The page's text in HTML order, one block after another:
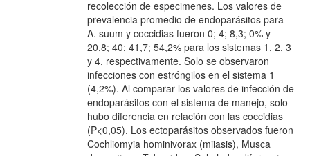
recolección de especimenes. Los valores de
prevalencia promedio de endoparásitos para
A. suum y coccidias fueron 0; 4; 8,3; 0% y
20,8; 40; 41,7; 54,2% para los sistemas 1, 2, 3
y 4, respectivamente. Solo se observaron
infecciones con estróngilos en el sistema 1
(4,2%). Al comparar los valores de infección de
endoparásitos con el sistema de manejo, solo
hubo diferencia en relación con las coccidias
(P<0,05). Los ectoparásitos observados fueron
Cochliomyia hominivorax (miiasis), Musca